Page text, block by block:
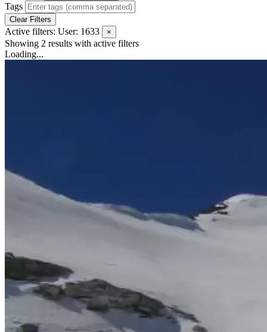
Tags
Clear Filters
Active filters: User: 1633 ×
Showing 2 results with active filters
Loading...